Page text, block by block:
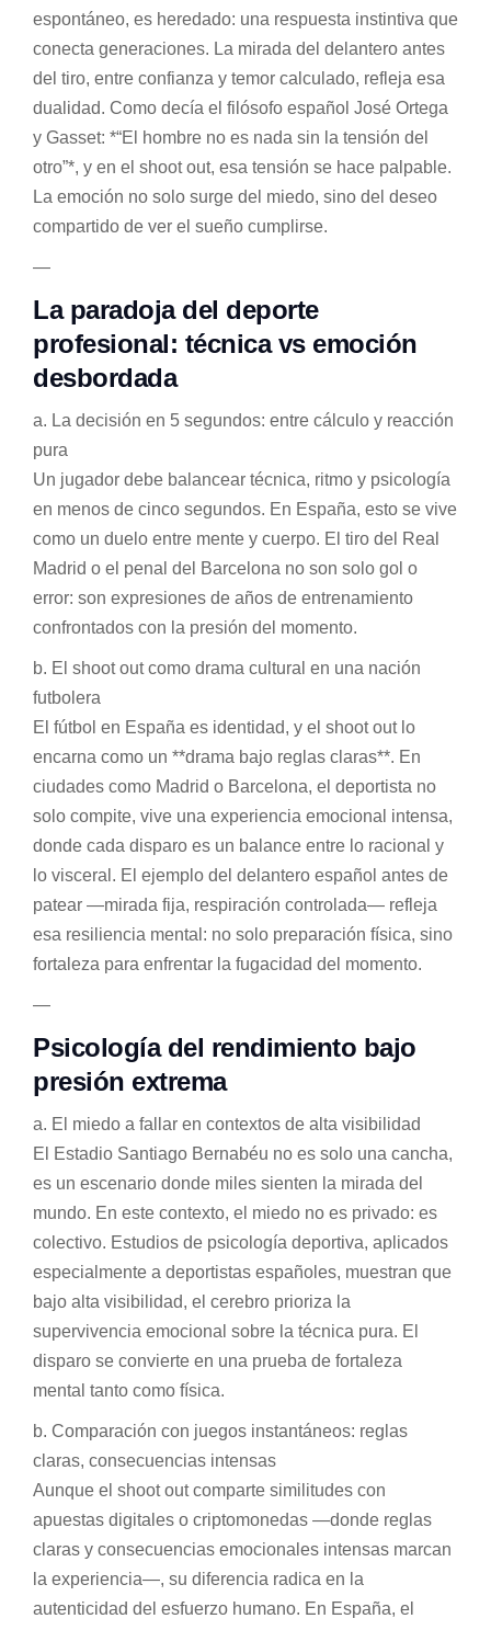
espontáneo, es heredado: una respuesta instintiva que
conecta generaciones. La mirada del delantero antes
del tiro, entre confianza y temor calculado, refleja esa
dualidad. Como decía el filósofo español José Ortega
y Gasset: *“El hombre no es nada sin la tensión del
otro”*, y en el shoot out, esa tensión se hace palpable.
La emoción no solo surge del miedo, sino del deseo
compartido de ver el sueño cumplirse.
—
La paradoja del deporte
profesional: técnica vs emoción
desbordada
a. La decisión en 5 segundos: entre cálculo y reacción
pura
Un jugador debe balancear técnica, ritmo y psicología
en menos de cinco segundos. En España, esto se vive
como un duelo entre mente y cuerpo. El tiro del Real
Madrid o el penal del Barcelona no son solo gol o
error: son expresiones de años de entrenamiento
confrontados con la presión del momento.
b. El shoot out como drama cultural en una nación
futbolera
El fútbol en España es identidad, y el shoot out lo
encarna como un **drama bajo reglas claras**. En
ciudades como Madrid o Barcelona, el deportista no
solo compite, vive una experiencia emocional intensa,
donde cada disparo es un balance entre lo racional y
lo visceral. El ejemplo del delantero español antes de
patear —mirada fija, respiración controlada— refleja
esa resiliencia mental: no solo preparación física, sino
fortaleza para enfrentar la fugacidad del momento.
—
Psicología del rendimiento bajo
presión extrema
a. El miedo a fallar en contextos de alta visibilidad
El Estadio Santiago Bernabéu no es solo una cancha,
es un escenario donde miles sienten la mirada del
mundo. En este contexto, el miedo no es privado: es
colectivo. Estudios de psicología deportiva, aplicados
especialmente a deportistas españoles, muestran que
bajo alta visibilidad, el cerebro prioriza la
supervivencia emocional sobre la técnica pura. El
disparo se convierte en una prueba de fortaleza
mental tanto como física.
b. Comparación con juegos instantáneos: reglas
claras, consecuencias intensas
Aunque el shoot out comparte similitudes con
apuestas digitales o criptomonedas —donde reglas
claras y consecuencias emocionales intensas marcan
la experiencia—, su diferencia radica en la
autenticidad del esfuerzo humano. En España, el